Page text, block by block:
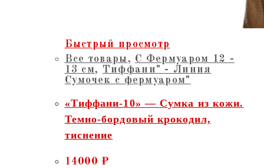
Быстрый просмотр
Все товары, С Фермуаром 12 -
13 см, Тиффани" - Линия
Сумочек с фермуаром"
«Тиффани-10» — Сумка из кожи.
Темно-бордовый крокодил,
тиснение
14000 ₽